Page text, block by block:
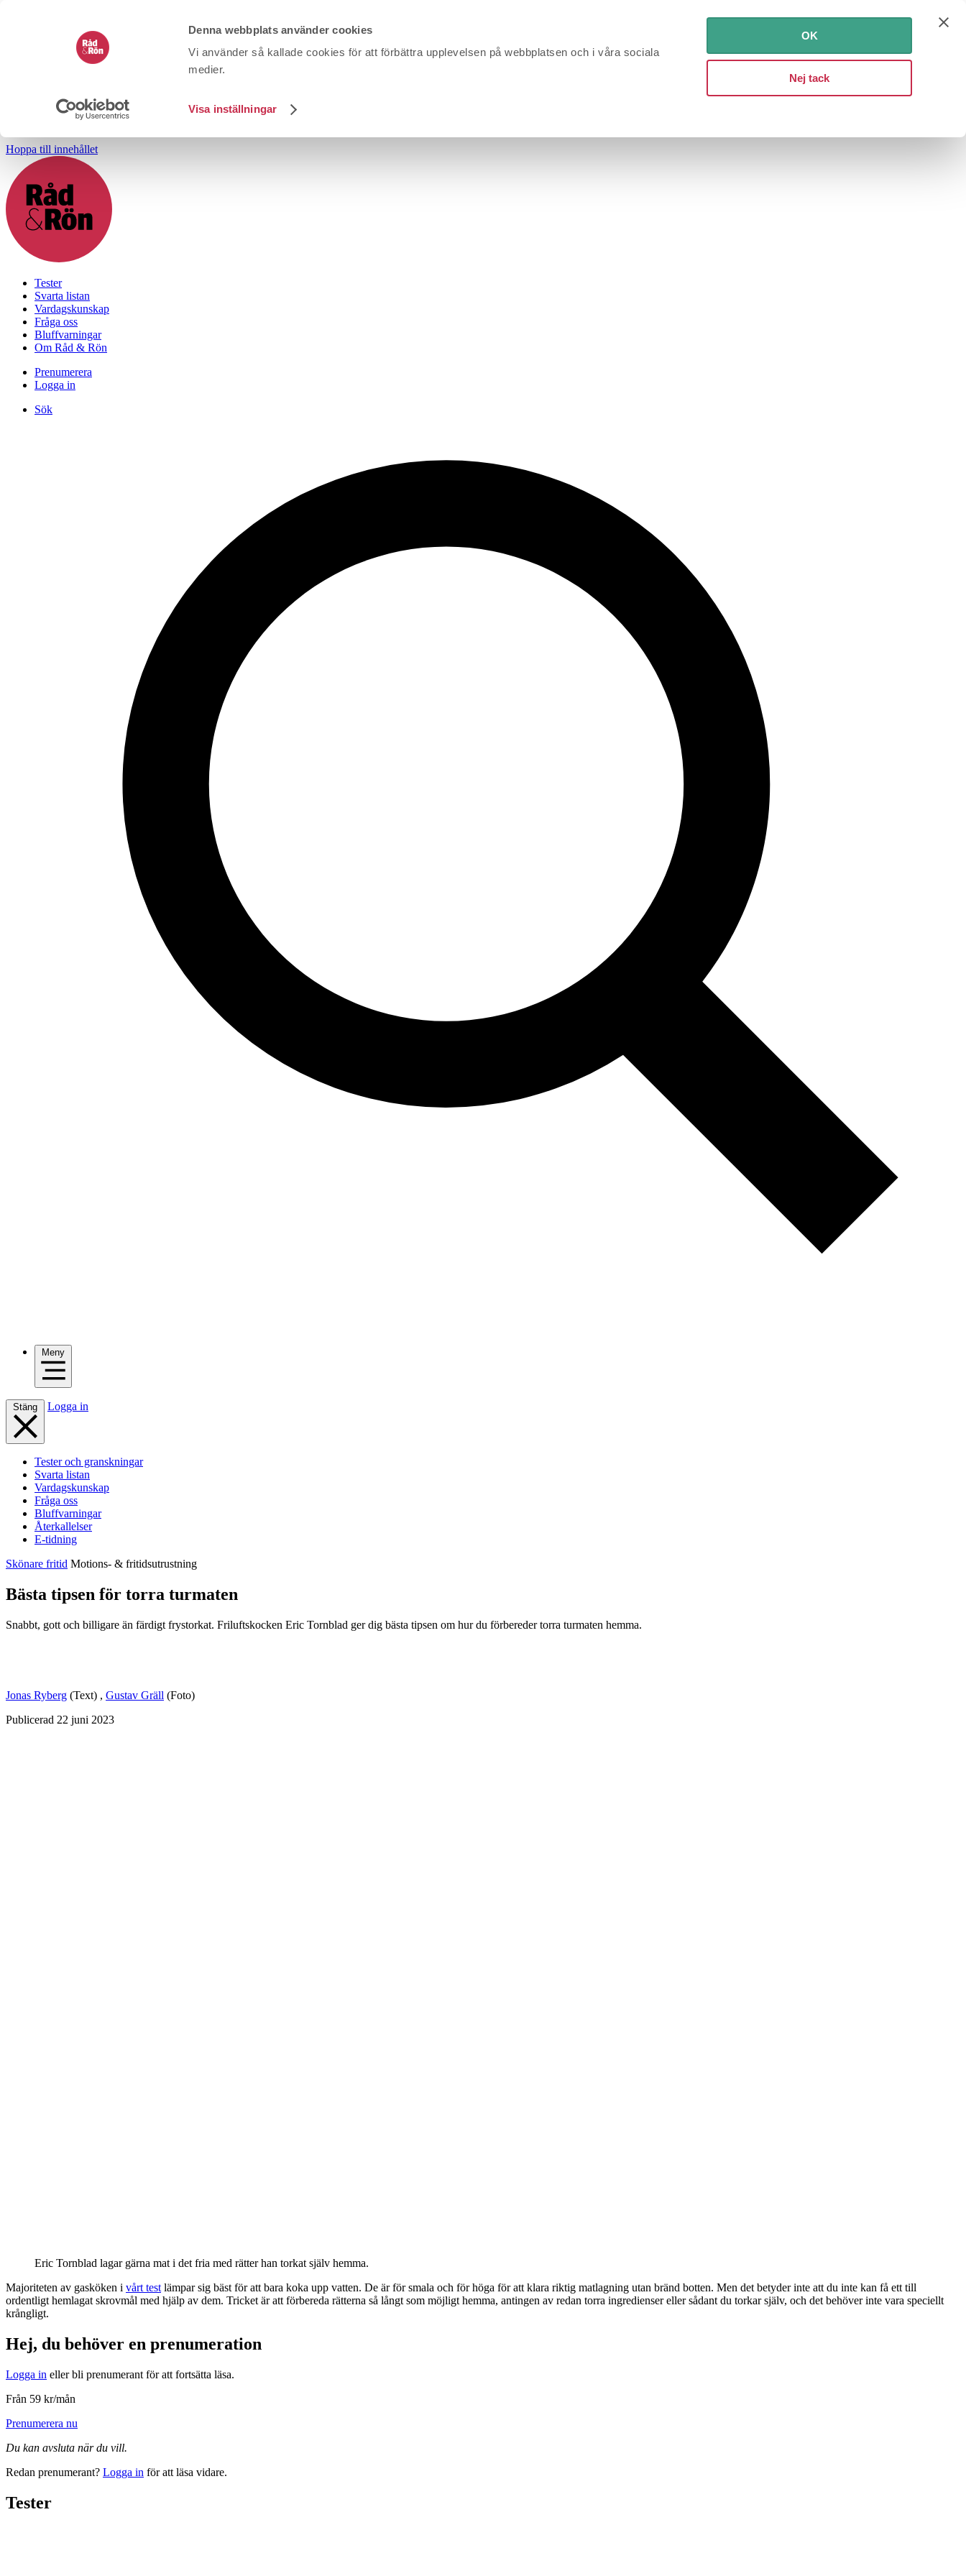
Denna webbplats använder cookies
Vi använder så kallade cookies för att förbättra upplevelsen på webbplatsen och i våra sociala
medier.
Visa inställningar
OK
Nej tack
Hoppa till innehållet
Tester
Svarta listan
Vardagskunskap
Fråga oss
Bluffvarningar
Om Råd & Rön
Prenumerera
Logga in
Sök
Meny
Stäng Logga in
Tester och granskningar
Svarta listan
Vardagskunskap
Fråga oss
Bluffvarningar
Återkallelser
E-tidning
Skönare fritid Motions- & fritidsutrustning
Bästa tipsen för torra turmaten
Snabbt, gott och billigare än färdigt frystorkat. Friluftskocken Eric Tornblad ger dig bästa tipsen om hur du förbereder torra turmaten hemma.
Jonas Ryberg (Text) , Gustav Gräll (Foto)
Publicerad 22 juni 2023
Eric Tornblad lagar gärna mat i det fria med rätter han torkat själv hemma.
Majoriteten av gasköken i vårt test lämpar sig bäst för att bara koka upp vatten. De är för smala och för höga för att klara riktig matlagning utan bränd botten. Men det betyder inte att du inte kan få ett till
ordentligt hemlagat skrovmål med hjälp av dem. Tricket är att förbereda rätterna så långt som möjligt hemma, antingen av redan torra ingredienser eller sådant du torkar själv, och det behöver inte vara speciellt
krångligt.
Hej, du behöver en prenumeration
Logga in eller bli prenumerant för att fortsätta läsa.
Från 59 kr/mån
Prenumerera nu
Du kan avsluta när du vill.
Redan prenumerant? Logga in för att läsa vidare.
Tester